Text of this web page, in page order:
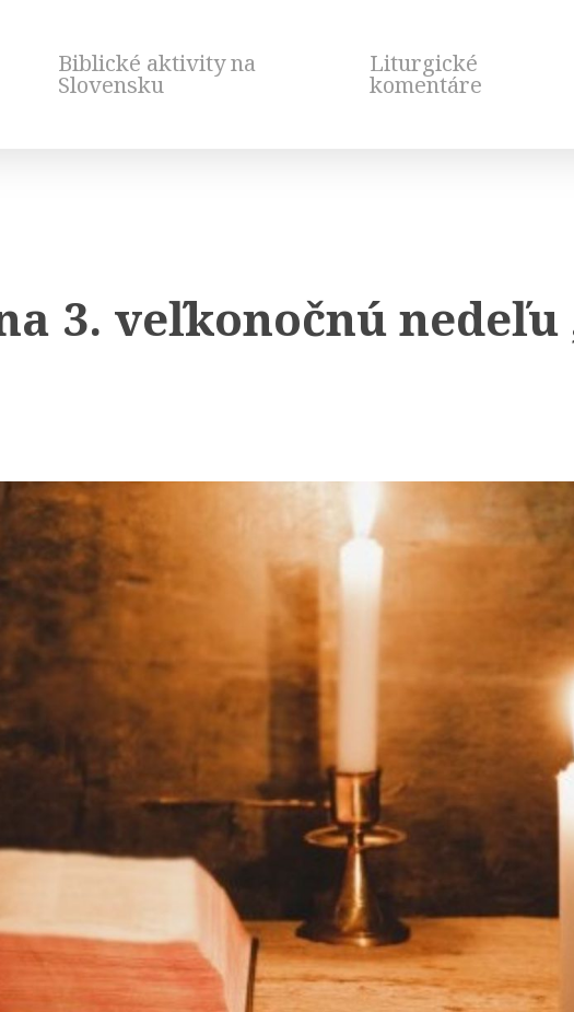
Biblické aktivity na
Slovensku
Liturgické
komentáre
3. veľkonočnú nedeľu